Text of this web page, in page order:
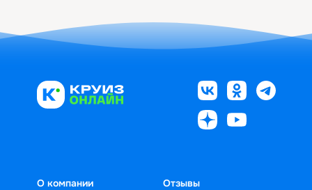
О компании
Отзывы